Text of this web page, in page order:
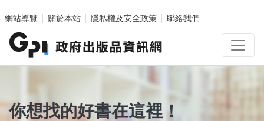
網站導覽
關於本站 隱私權及安全政策 聯絡我們
你想找的好書在這裡！